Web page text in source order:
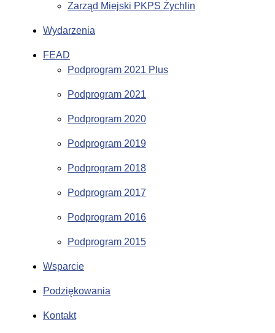
Zarząd Miejski PKPS Żychlin
Wydarzenia
FEAD
Podprogram 2021 Plus
Podprogram 2021
Podprogram 2020
Podprogram 2019
Podprogram 2018
Podprogram 2017
Podprogram 2016
Podprogram 2015
Wsparcie
Podziękowania
Kontakt